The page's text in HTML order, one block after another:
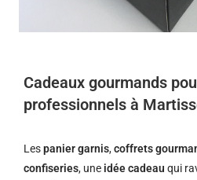
Cadeaux gourmands
professionnels à
Lespanier garnis,coffrets
confiseries, une idée cadeau qui